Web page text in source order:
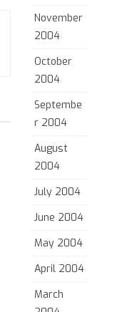
November
2004
October
2004
Septembe
r 2004
August
2004
July 2004
June 2004
May 2004
April 2004
March